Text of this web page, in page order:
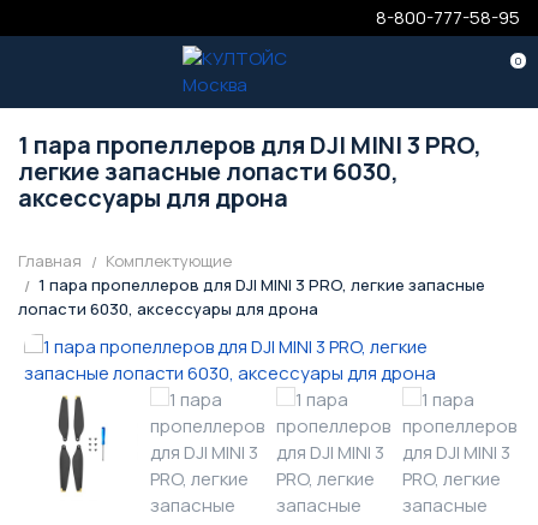
8-800-777-58-95
0
1 пара пропеллеров для DJI MINI 3 PRO,
легкие запасные лопасти 6030,
аксессуары для дрона
Главная
Комплектующие
1 пара пропеллеров для DJI MINI 3 PRO, легкие запасные
лопасти 6030, аксессуары для дрона